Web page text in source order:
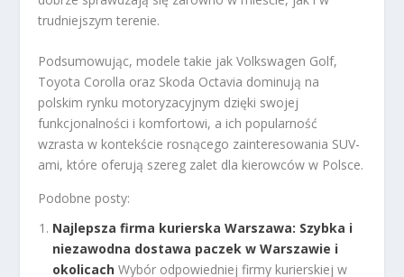
trudniejszym terenie.
Podsumowując, modele takie jak Volkswagen Golf,
Toyota Corolla oraz Skoda Octavia dominują na
polskim rynku motoryzacyjnym dzięki swojej
funkcjonalności i komfortowi, a ich popularność
wzrasta w kontekście rosnącego zainteresowania SUV-
ami, które oferują szereg zalet dla kierowców w Polsce.
Podobne posty:
Najlepsza firma kurierska Warszawa: Szybka i
niezawodna dostawa paczek w Warszawie i
okolicach Wybór odpowiedniej firmy kurierskiej w